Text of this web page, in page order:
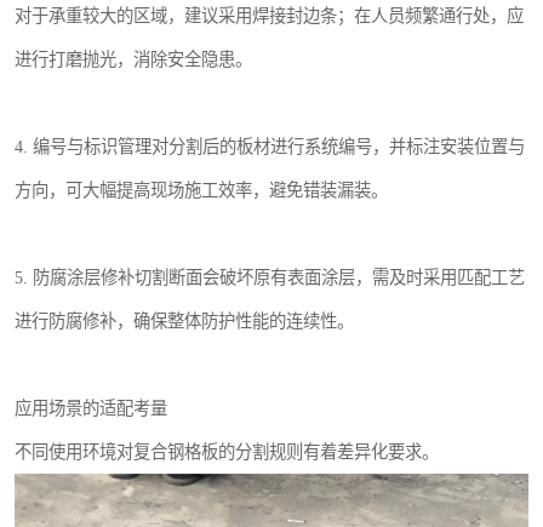
对于承重较大的区域，建议采用焊接封边条；在人员频繁通行处，应
进行打磨抛光，消除安全隐患。
4. 编号与标识管理对分割后的板材进行系统编号，并标注安装位置与
方向，可大幅提高现场施工效率，避免错装漏装。
5. 防腐涂层修补切割断面会破坏原有表面涂层，需及时采用匹配工艺
进行防腐修补，确保整体防护性能的连续性。
应用场景的适配考量
不同使用环境对复合钢格板的分割规则有着差异化要求。